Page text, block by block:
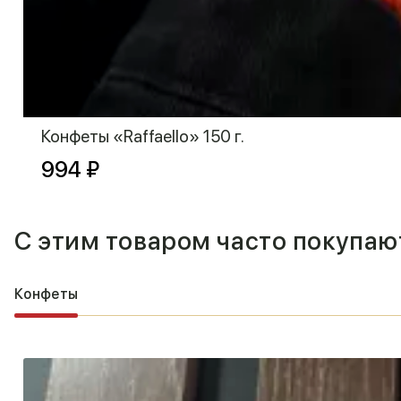
Конфеты «Raffaello» 150 г.
994 ₽
С этим товаром часто
Конфеты